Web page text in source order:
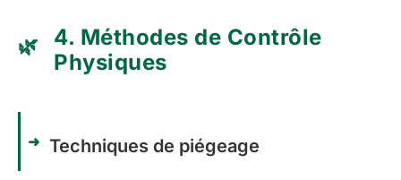
4. Méthodes de Contrôle
Physiques
Techniques de piégeage